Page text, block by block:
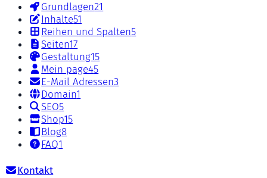
Grundlagen21
Inhalte51
Reihen und Spalten5
Seiten17
Gestaltung15
Mein page45
E-Mail Adressen3
Domain1
SEO5
Shop15
Blog8
FAQ1
Kontakt